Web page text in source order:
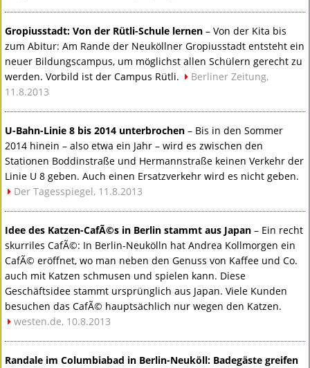
Gropiusstadt: Von der Rütli-Schule lernen – Von der Kita bis
zum Abitur: Am Rande der Neuköllner Gropiusstadt entsteht ein
neuer Bildungscampus, um möglichst allen Schülern gerecht zu
werden. Vorbild ist der Campus Rütli.
Berliner Zeitung,
11.8.2013
U-Bahn-Linie 8 bis 2014 unterbrochen – Bis in den Sommer
2014 hinein – also etwa ein Jahr – wird es zwischen den
Stationen Boddinstraße und Hermannstraße keinen Verkehr der
Linie U 8 geben. Auch einen Ersatzverkehr wird es nicht geben.
Der Tagesspiegel, 11.8.2013
Idee des Katzen-CafÃ©s in Berlin stammt aus Japan – Ein recht
skurriles CafÃ©: In Berlin-Neukölln hat Andrea Kollmorgen ein
CafÃ© eröffnet, wo man neben den Genuss von Kaffee und Co.
auch mit Katzen schmusen und spielen kann. Diese
Geschäftsidee stammt ursprünglich aus Japan. Viele Kunden
besuchen das CafÃ© hauptsächlich nur wegen den Katzen.
westen.de, 10.8.2013
Randale im Columbiabad in Berlin-Neuköll: Badegäste greifen